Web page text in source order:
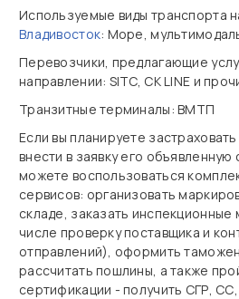
Используемые виды транспорта
Владивосток: Море,
Перевозчики, предлагающие
направлении: SITC, CK LINE и
Транзитные терминалы: ВМТП
Если вы планируете
внести в заявку его
можете воспользоваться
сервисов: организовать
складе, заказать
числе проверку поставщика и
отправлений), оформить
рассчитать пошлины, а также
сертификации - получить СГР,